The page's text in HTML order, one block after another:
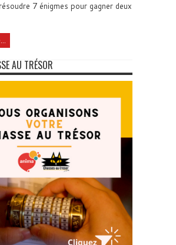
7 énigmes pour gagner deux
AU TRÉSOR